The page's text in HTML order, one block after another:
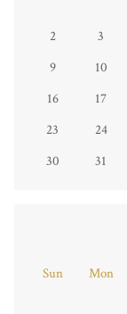
2
3
9
10
16
17
23
24
30
31
Sun Mon